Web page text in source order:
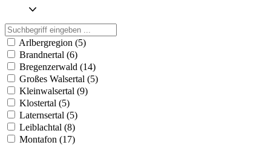
Arlbergregion (5)
Brandnertal (6)
Bregenzerwald (14)
Großes Walsertal (5)
Kleinwalsertal (9)
Klostertal (5)
Laternsertal (5)
Leiblachtal (8)
Montafon (17)